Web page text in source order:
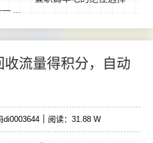
小
省
做兼
足你流量得积分，自动
di0003644 阅读：31.88 W